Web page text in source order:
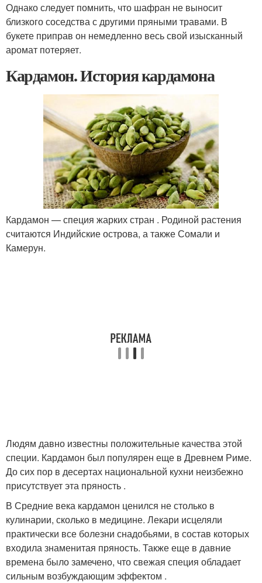
Однако следует помнить, что шафран не выносит
близкого соседства с другими пряными травами. В
букете приправ он немедленно весь свой изысканный
аромат потеряет.
Кардамон. История кардамона
Кардамон — специя жарких стран . Родиной растения
считаются Индийские острова, а также Сомали и
Камерун.
Людям давно известны положительные качества этой
специи. Кардамон был популярен еще в Древнем Риме.
До сих пор в десертах национальной кухни неизбежно
присутствует эта пряность .
В Средние века кардамон ценился не столько в
кулинарии, сколько в медицине. Лекари исцеляли
практически все болезни снадобьями, в состав которых
входила знаменитая пряность. Также еще в давние
времена было замечено, что свежая специя обладает
сильным возбуждающим эффектом .